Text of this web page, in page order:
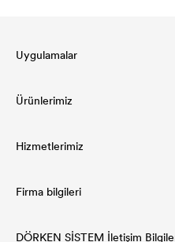
Uygulamalar
Eğimli çatılar için
Cephe tasarımları için
Düz çatılarda koruma
Yalıtım sistemleri ve
Ürünlerimiz
Çatı örtüleri
Hava ve Buhar
Yapıştırma Programı
Hizmetlerimiz
Planlama ve
References
Firma bilgileri
DÖRKEN SİSTEM İletişim